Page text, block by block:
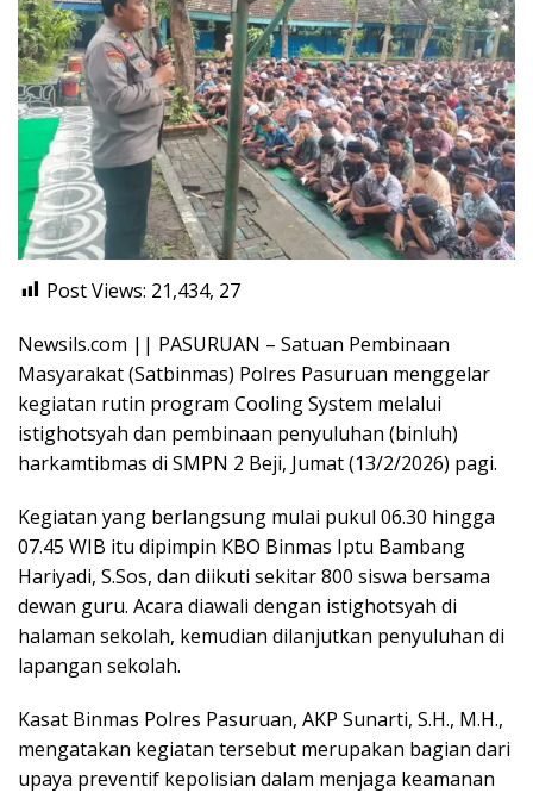
Post Views: 21,434, 27
Newsils.com || PASURUAN – Satuan Pembinaan
Masyarakat (Satbinmas) Polres Pasuruan menggelar
kegiatan rutin program Cooling System melalui
istighotsyah dan pembinaan penyuluhan (binluh)
harkamtibmas di SMPN 2 Beji, Jumat (13/2/2026) pagi.
Kegiatan yang berlangsung mulai pukul 06.30 hingga
07.45 WIB itu dipimpin KBO Binmas Iptu Bambang
Hariyadi, S.Sos, dan diikuti sekitar 800 siswa bersama
dewan guru. Acara diawali dengan istighotsyah di
halaman sekolah, kemudian dilanjutkan penyuluhan di
lapangan sekolah.
Kasat Binmas Polres Pasuruan, AKP Sunarti, S.H., M.H.,
mengatakan kegiatan tersebut merupakan bagian dari
upaya preventif kepolisian dalam menjaga keamanan